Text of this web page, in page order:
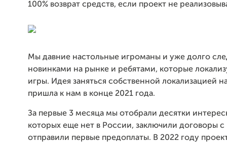
100% возврат средств, если проект не
Мы давние настольные игроманы и уже долго
новинками на рынке и ребятами, которые
игры. Идея заняться собственной локализацией
пришла к нам в конце 2021 года.
За первые 3 месяца мы отобрали десятки
которых еще нет в России, заключили договоры с
отправили первые предоплаты. В 2022 году